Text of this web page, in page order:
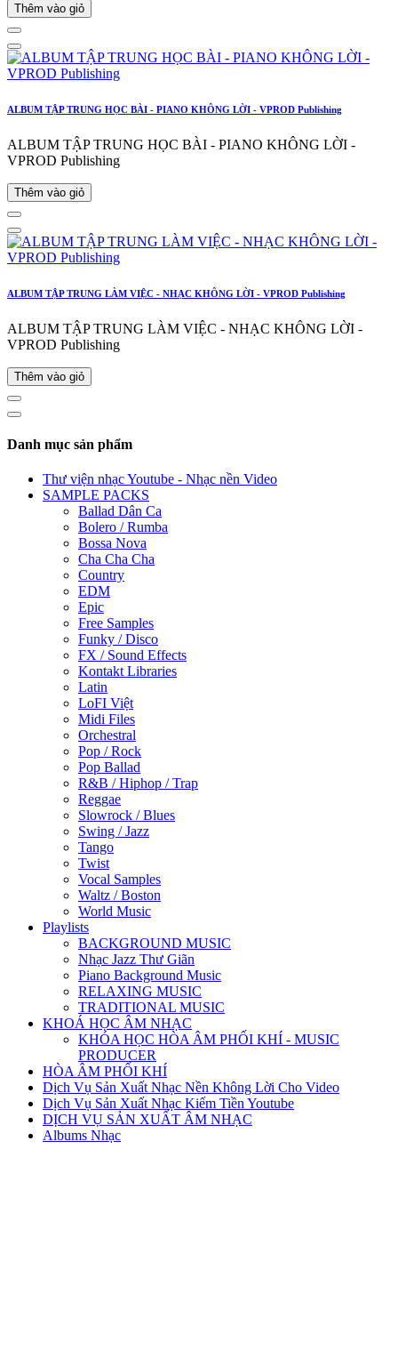
Thêm vào giỏ
ALBUM TẬP TRUNG HỌC BÀI - PIANO KHÔNG LỜI - VPROD Publishing
ALBUM TẬP TRUNG HỌC BÀI - PIANO KHÔNG LỜI -
VPROD Publishing
Thêm vào giỏ
ALBUM TẬP TRUNG LÀM VIỆC - NHẠC KHÔNG LỜI - VPROD Publishing
ALBUM TẬP TRUNG LÀM VIỆC - NHẠC KHÔNG LỜI -
VPROD Publishing
Thêm vào giỏ
Danh mục sản phẩm
Thư viện nhạc Youtube - Nhạc nền Video
SAMPLE PACKS
Ballad Dân Ca
Bolero / Rumba
Bossa Nova
Cha Cha Cha
Country
EDM
Epic
Free Samples
Funky / Disco
FX / Sound Effects
Kontakt Libraries
Latin
LoFI Việt
Midi Files
Orchestral
Pop / Rock
Pop Ballad
R&B / Hiphop / Trap
Reggae
Slowrock / Blues
Swing / Jazz
Tango
Twist
Vocal Samples
Waltz / Boston
World Music
Playlists
BACKGROUND MUSIC
Nhạc Jazz Thư Giãn
Piano Background Music
RELAXING MUSIC
TRADITIONAL MUSIC
KHOÁ HỌC ÂM NHẠC
KHÓA HỌC HÒA ÂM PHỐI KHÍ - MUSIC
PRODUCER
HÒA ÂM PHỐI KHÍ
Dịch Vụ Sản Xuất Nhạc Nền Không Lời Cho Video
Dịch Vụ Sản Xuất Nhạc Kiếm Tiền Youtube
DỊCH VỤ SẢN XUẤT ÂM NHẠC
Albums Nhạc